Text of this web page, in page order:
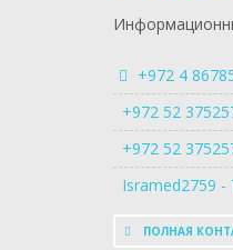
+972 4
+972 52
+972 52
Isramed2759 -
ПОЛНАЯ